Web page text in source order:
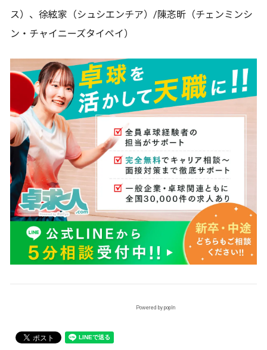
ス）、徐絃家（シュシエンチア）/陳忞昕（チェンミンシ
ン・チャイニーズタイペイ）
Powered by popIn